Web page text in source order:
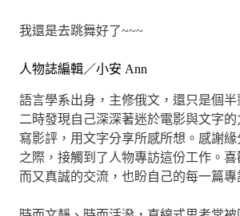
我還是去跳舞好了~~~
人物誌編輯／小安 Ann
語言學系出身，主修俄文，還只是個
二時發現自己深深著迷於電影與文字
寫影評，用文字分享所感所想。感謝
之際，接觸到了人物專訪這份工作。
而又真誠的交流，也盼自己的每一篇專